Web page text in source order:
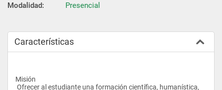
Modalidad:
Presencial
Características
Misión